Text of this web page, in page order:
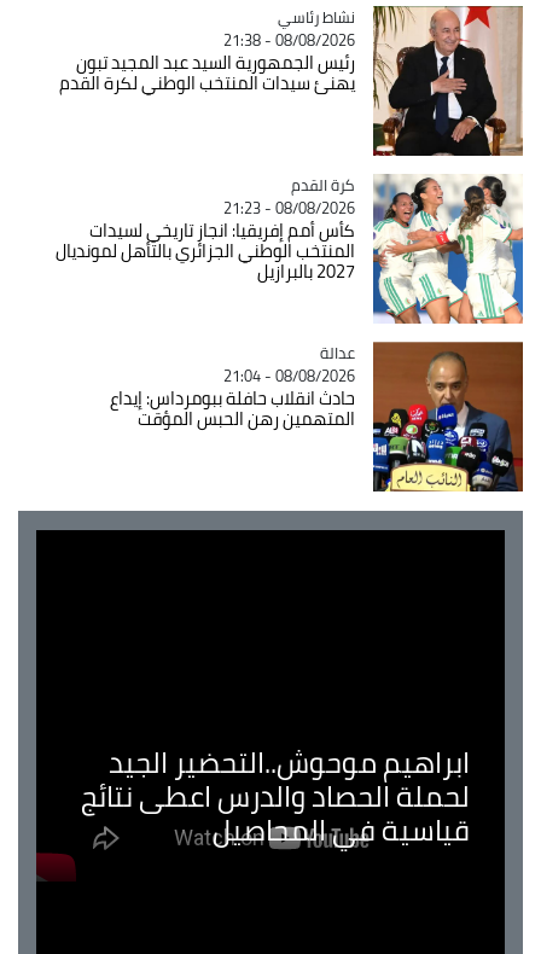
Catégorie
نشاط رئاسي
08/08/2026 - 21:38
رئيس الجمهورية السيد عبد المجيد تبون
يهنئ سيدات المنتخب الوطني لكرة القدم
Catégorie
كرة القدم
08/08/2026 - 21:23
كأس أمم إفريقيا: انجاز تاريخي لسيدات
المنتخب الوطني الجزائري بالتأهل لمونديال
2027 بالبرازيل
Catégorie
عدالة
08/08/2026 - 21:04
حادث انقلاب حافلة ببومرداس: إيداع
المتهمين رهن الحبس المؤقت
ابراهيم موحوش..التحضير الجيد
لحملة الحصاد والدرس اعطى نتائج
قياسية في المحاصيل